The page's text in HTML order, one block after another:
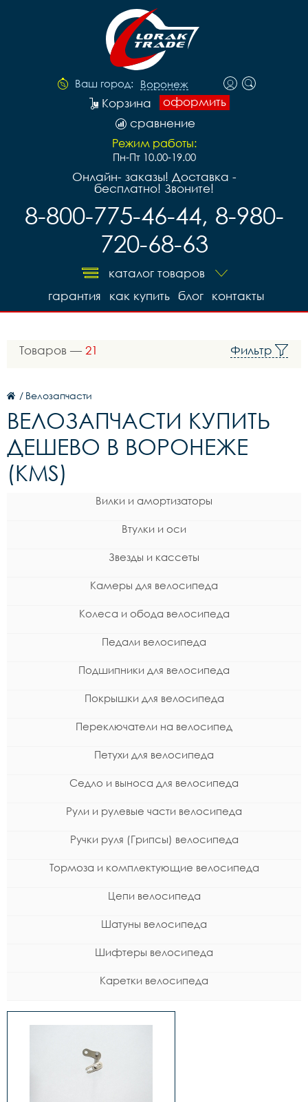
Ваш город: Воронеж
оформить
Корзина
сравнение
Режим работы:
Пн-Пт 10.00-19.00
Онлайн- заказы! Доставка -
бесплатно! Звоните!
8-800-775-46-44, 8-980-
720-68-63
каталог товаров
контакты
блог
как купить
гарантия
Товаров — 21 Фильтр
/ Велозапчасти
ВЕЛОЗАПЧАСТИ КУПИТЬ
ДЕШЕВО В ВОРОНЕЖЕ
(KMS)
Вилки и амортизаторы
Втулки и оси
Звезды и кассеты
Камеры для велосипеда
Колеса и обода велосипеда
Педали велосипеда
Подшипники для велосипеда
Покрышки для велосипеда
Переключатели на велосипед
Петухи для велосипеда
Седло и выноса для велосипеда
Рули и рулевые части велосипеда
Ручки руля (Грипсы) велосипеда
Тормоза и комплектующие велосипеда
Цепи велосипеда
Шатуны велосипеда
Шифтеры велосипеда
Каретки велосипеда